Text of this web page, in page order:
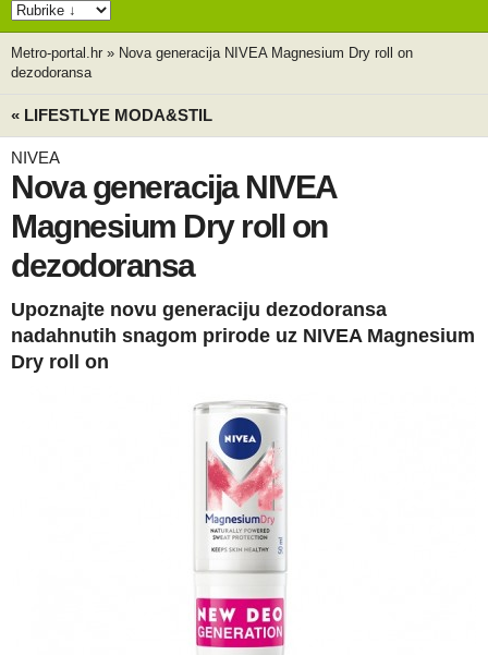
Metro-portal.hr » Nova generacija NIVEA Magnesium Dry roll on
dezodoransa
« LIFESTLYE MODA&STIL
NIVEA
Nova generacija NIVEA
Magnesium Dry roll on
dezodoransa
Upoznajte novu generaciju dezodoransa
nadahnutih snagom prirode uz NIVEA Magnesium
Dry roll on